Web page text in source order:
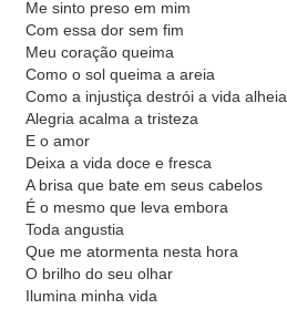
Me sinto preso em mim
Com essa dor sem fim
Meu coração queima
Como o sol queima a areia
Como a injustiça destrói a vida alheia
Alegria acalma a tristeza
E o amor
Deixa a vida doce e fresca
A brisa que bate em seus cabelos
É o mesmo que leva embora
Toda angustia
Que me atormenta nesta hora
O brilho do seu olhar
Ilumina minha vida